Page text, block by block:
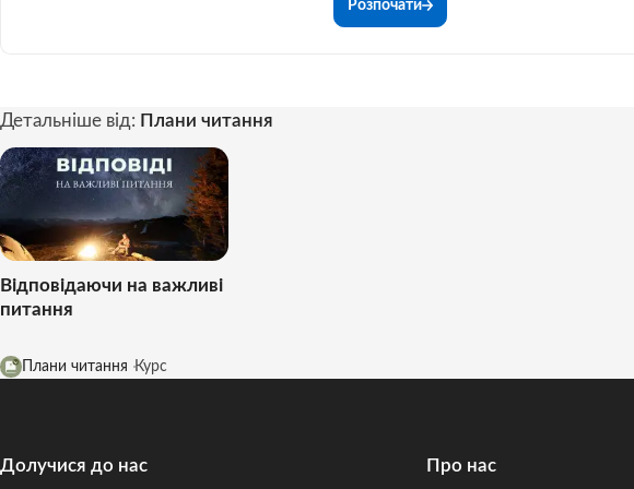
Розпочати
Детальніше від: Плани читання
Відповідаючи на важливі
питання
Плани читання Курс
Долучися до нас Про нас